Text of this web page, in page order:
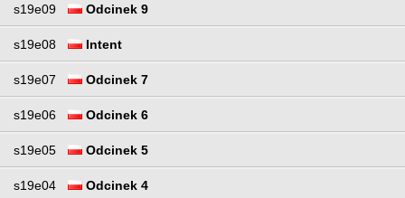
s19e09 Odcinek 9
s19e08 Intent
s19e07 Odcinek 7
s19e06 Odcinek 6
s19e05 Odcinek 5
s19e04 Odcinek 4